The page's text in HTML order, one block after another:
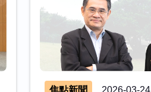
焦點新聞 2026-03-24